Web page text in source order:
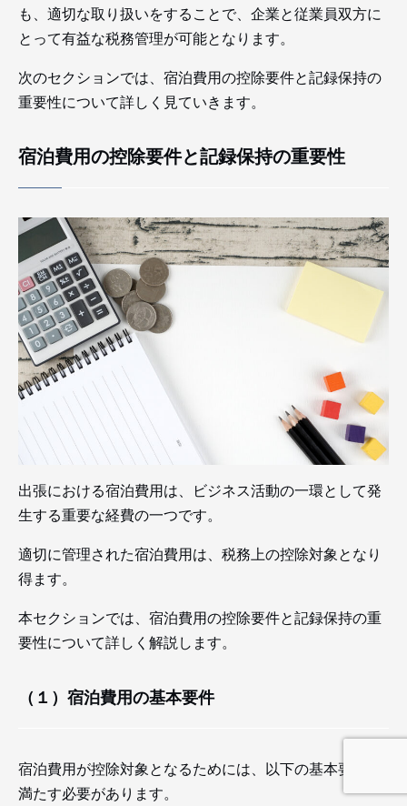
も、適切な取り扱いをすることで、企業と従業員双方に
とって有益な税務管理が可能となります。
次のセクションでは、宿泊費用の控除要件と記録保持の
重要性について詳しく見ていきます。
宿泊費用の控除要件と記録保持の重要性
出張における宿泊費用は、ビジネス活動の一環として発
生する重要な経費の一つです。
適切に管理された宿泊費用は、税務上の控除対象となり
得ます。
本セクションでは、宿泊費用の控除要件と記録保持の重
要性について詳しく解説します。
（１）宿泊費用の基本要件
宿泊費用が控除対象となるためには、以下の基本要件を
満たす必要があります。